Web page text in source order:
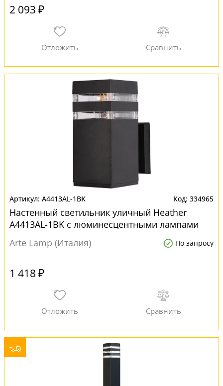
2 093 ₽
A4413AL-1BK 334965
Настенный светильник уличный Heather
A4413AL-1BK с люминесцентными лампами
Arte Lamp (Италия)
По запросу
1 418 ₽